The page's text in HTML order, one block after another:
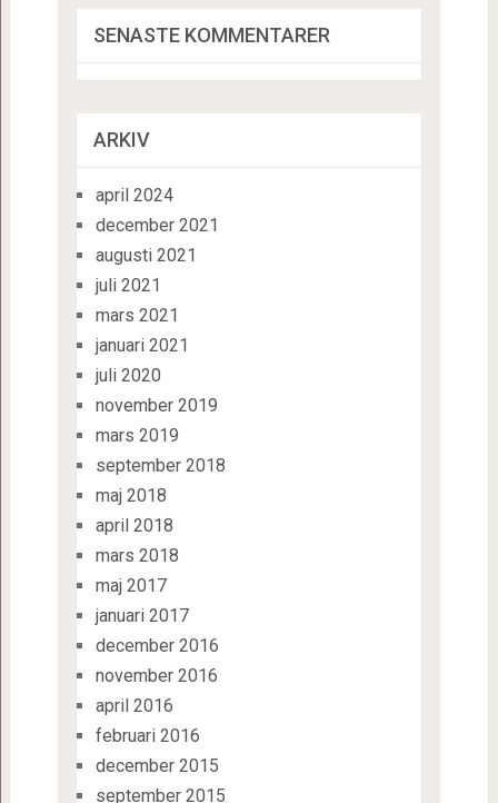
SENASTE KOMMENTARER
ARKIV
april 2024
december 2021
augusti 2021
juli 2021
mars 2021
januari 2021
juli 2020
november 2019
mars 2019
september 2018
maj 2018
april 2018
mars 2018
maj 2017
januari 2017
december 2016
november 2016
april 2016
februari 2016
december 2015
september 2015